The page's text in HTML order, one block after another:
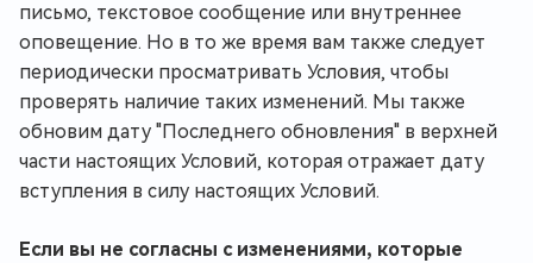
письмо, текстовое сообщение или внутреннее
оповещение. Но в то же время вам также следует
периодически просматривать Условия, чтобы
проверять наличие таких изменений. Мы также
обновим дату "Последнего обновления" в верхней
части настоящих Условий, которая отражает дату
вступления в силу настоящих Условий.
Если вы не согласны с изменениями, которые